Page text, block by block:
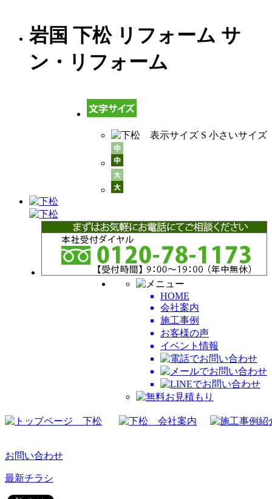
岩国 下松 リフォーム サ
ン・リフォーム
HOME
会社案内
施工事例
お客様の声
イベント情報
お問い合わせ
最新チラシ